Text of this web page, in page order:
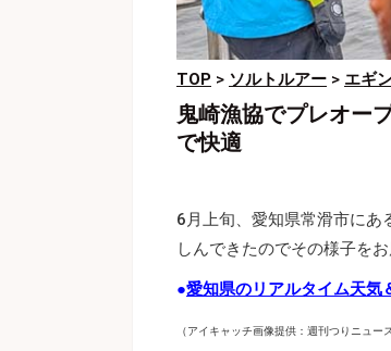
TOP > ソルトルアー > エギ
鬼崎漁協でプレオー
で快適
6月上旬、愛知県常滑市にあ
しんできたのでその様子をお
●愛知県のリアルタイム天気
（アイキャッチ画像提供：週刊つりニュー